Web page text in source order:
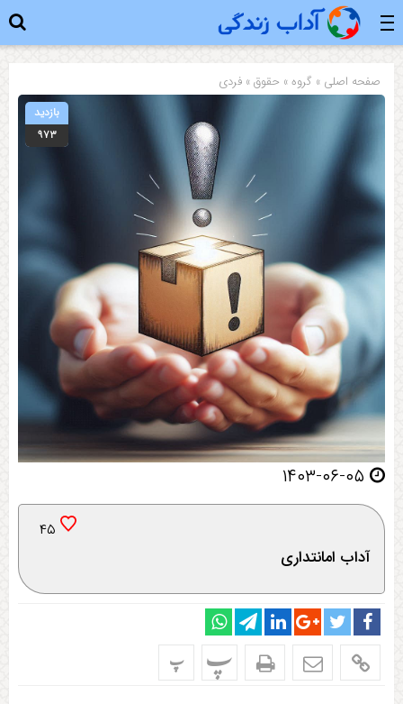
صفحه اصلی » گروه » حقوق» فردی
بازدید
۹۷۳
۴۵
آداب امانتداری
پ پ